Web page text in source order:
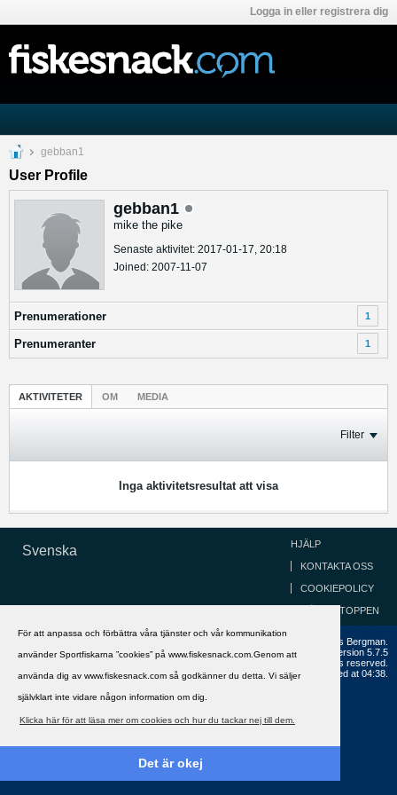
För att anpassa och förbättra våra tjänster och vår kommunikation
använder Sportfiskarna ”cookies” på www.fiskesnack.com.Genom att
använda dig av www.fiskesnack.com så godkänner du detta. Vi säljer
självklart inte vidare någon information om dig.
Klicka här för att läsa mer om cookies och hur du tackar nej till dem.
Det är okej
Logga in eller registrera dig
gebban1
User Profile
gebban1
mike the pike
Senaste aktivitet: 2017-01-17, 20:18
Joined: 2007-11-07
Prenumerationer 1
Prenumeranter 1
AKTIVITETER OM MEDIA
Filter
Inga aktivitetsresultat att visa
Svenska HJÄLP
KONTAKTA OSS
COOKIEPOLICY
GÅ TILL TOPPEN
Copyright ©2002 - 2021, FiskeSnack.com. Grundad 2002 av Anders Bergman.
Powered byvBulletin®
Version 5.7.5
Copyright © 2026 MH Sub I, LLC dba vBulletin. All rights reserved.
All times are GMT+1. This page was generated at 04:38.